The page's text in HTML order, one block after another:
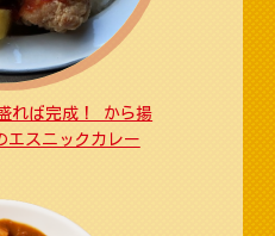
れば完成！ から揚
エスニックカレー